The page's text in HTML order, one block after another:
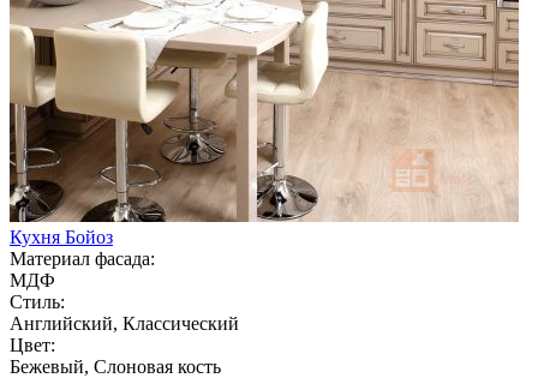
Кухня Бойоз
Материал фасада:
МДФ
Стиль:
Английский, Классический
Цвет:
Бежевый, Слоновая кость